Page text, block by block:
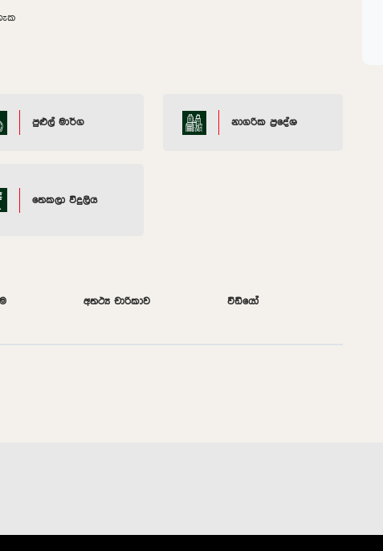
පුළුල් මාර්ග නාගරික ප්‍රදේශ
තෙකලා විදුලිය
අතථ්‍ය චාරිකාව වීඩියෝ